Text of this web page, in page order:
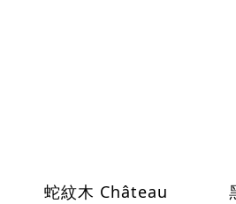
蛇紋木 Château